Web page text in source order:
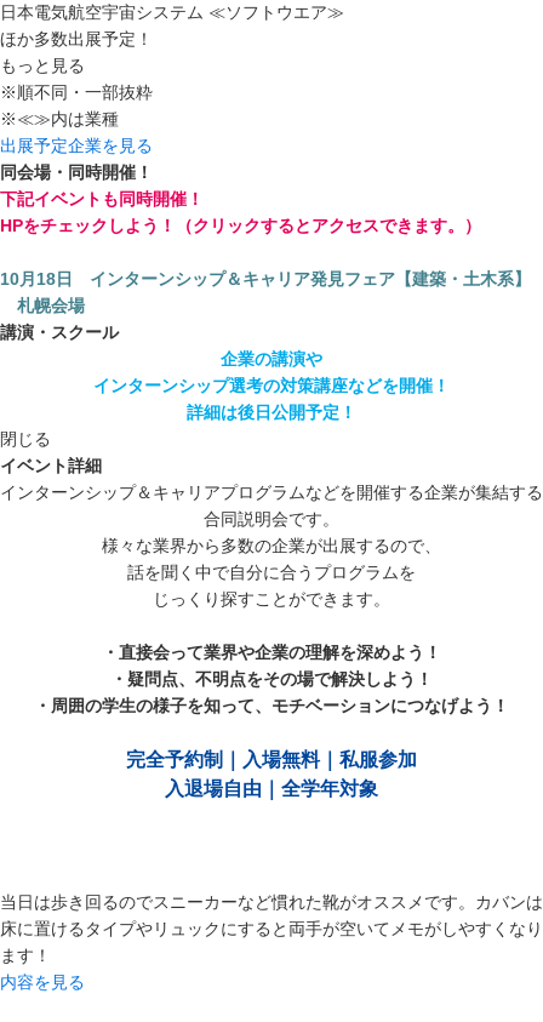
日本電気航空宇宙システム ≪ソフトウエア≫
ほか多数出展予定！
もっと見る
※順不同・一部抜粋
※≪≫内は業種
出展予定企業を見る
同会場・同時開催！
下記イベントも同時開催！
HPをチェックしよう！（クリックするとアクセスできます。）
10月18日 インターンシップ＆キャリア発見フェア【建築・土木系】
札幌会場
講演・スクール
企業の講演や
インターンシップ選考の対策講座などを開催！
詳細は後日公開予定！
閉じる
イベント詳細
インターンシップ＆キャリアプログラムなどを開催する企業が集結する
合同説明会です。
様々な業界から多数の企業が出展するので、
話を聞く中で自分に合うプログラムを
じっくり探すことができます。
・直接会って業界や企業の理解を深めよう！
・疑問点、不明点をその場で解決しよう！
・周囲の学生の様子を知って、モチベーションにつなげよう！
完全予約制｜入場無料｜私服参加
入退場自由｜全学年対象
当日は歩き回るのでスニーカーなど慣れた靴がオススメです。カバンは
床に置けるタイプやリュックにすると両手が空いてメモがしやすくなり
ます！
内容を見る